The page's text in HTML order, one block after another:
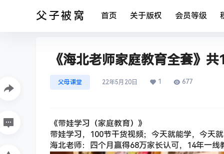
父子被窝 首页 关于版权 会员等级
《海北老师家庭教育全套》
父母课堂 22年5月20日 1 677
《带娃学习（家庭教育）》
带娃学习，100节干货视频；今天就能学，今天
海北老师：四个月赢得68万家长认可，14年一